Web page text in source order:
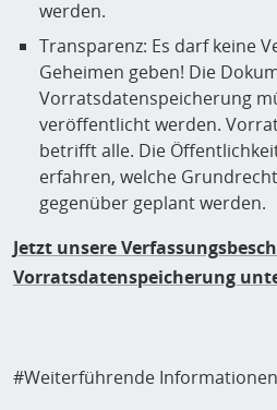
werden.
Transparenz: Es darf keine
Geheimen geben! Die
Vorratsdatenspeicherung
veröffentlicht werden.
betrifft alle. Die
erfahren, welche
gegenüber geplant werden.
Jetzt unsere
Vorratsdatenspeicherung
#Weiterführende Informationen